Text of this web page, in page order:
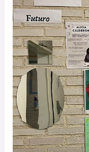
EN
LAS
CIENCIAS